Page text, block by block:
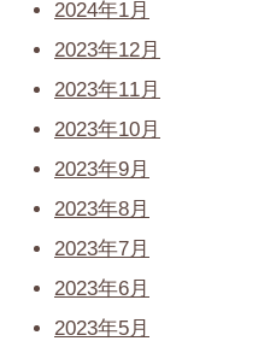
2024年1月
2023年12月
2023年11月
2023年10月
2023年9月
2023年8月
2023年7月
2023年6月
2023年5月